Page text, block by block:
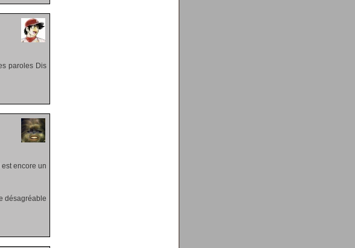
paroles Dis
encore un
désagréable